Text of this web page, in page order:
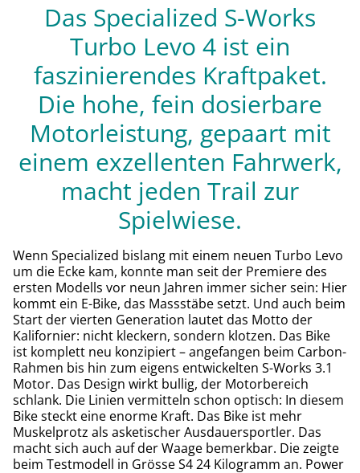
Das Specialized S-Works
Turbo Levo 4 ist ein
faszinierendes Kraftpaket.
Die hohe, fein dosierbare
Motorleistung, gepaart mit
einem exzellenten Fahrwerk,
macht jeden Trail zur
Spielwiese.
Wenn Specialized bislang mit einem neuen Turbo Levo
um die Ecke kam, konnte man seit der Premiere des
ersten Modells vor neun Jahren immer sicher sein: Hier
kommt ein E-Bike, das Massstäbe setzt. Und auch beim
Start der vierten Generation lautet das Motto der
Kalifornier: nicht kleckern, sondern klotzen. Das Bike
ist komplett neu konzipiert – angefangen beim Carbon-
Rahmen bis hin zum eigens entwickelten S-Works 3.1
Motor. Das Design wirkt bullig, der Motorbereich
schlank. Die Linien vermitteln schon optisch: In diesem
Bike steckt eine enorme Kraft. Das Bike ist mehr
Muskelprotz als asketischer Ausdauersportler. Das
macht sich auch auf der Waage bemerkbar. Die zeigte
beim Testmodell in Grösse S4 24 Kilogramm an. Power